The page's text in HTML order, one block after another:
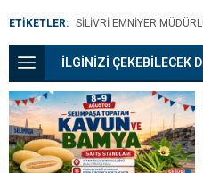
ETİKETLER: SILIVRI EMNIYER
İLGİNİZİ ÇEKEBİLECEK